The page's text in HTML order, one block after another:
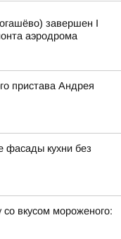
завершен I
аэродрома
пристава Андрея
фасады кухни без
вкусом мороженого: